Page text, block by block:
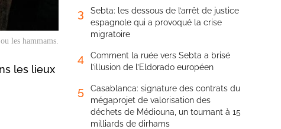
les hammams.
les lieux
3
Sebta: les dessous de l’arrêt de justice
espagnole qui a provoqué la crise
migratoire
4
Comment la ruée vers Sebta a brisé
l’illusion de l’Eldorado européen
5
Casablanca: signature des contrats du
mégaprojet de valorisation des
déchets de Médiouna, un tournant à 15
milliards de dirhams